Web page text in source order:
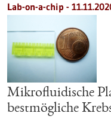
Lab-on-a-chip -
Mikrofluidische
bestmögliche